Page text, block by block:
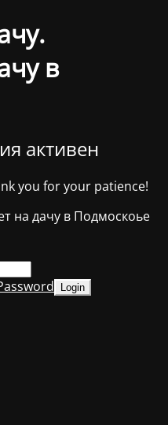
в
активен
you for your patience!
на дачу в Подмоскоье